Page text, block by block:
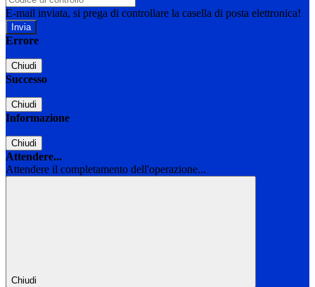
E-mail inviata, si prega di controllare la casella di posta elettronica!
Errore
Chiudi
Successo
Chiudi
Informazione
Chiudi
Attendere...
Attendere il completamento dell'operazione...
Chiudi